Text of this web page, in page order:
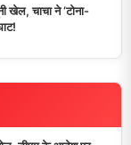
चाचा ने ‘टोना-